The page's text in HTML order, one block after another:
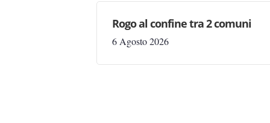
Rogo al confine tra 2 comuni
6 Agosto 2026